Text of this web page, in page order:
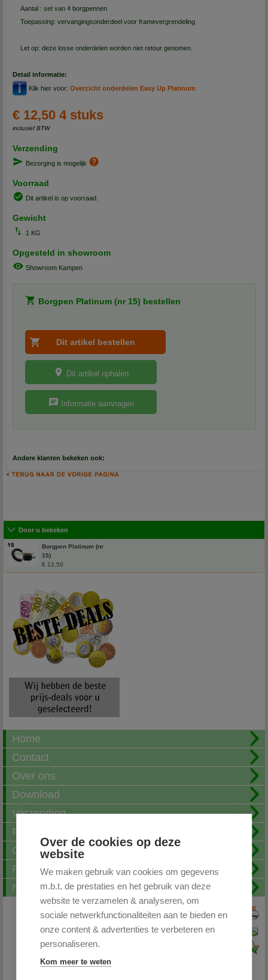
Over de cookies op deze
website
We maken gebruik van cookies om gegevens
m.b.t. de prestaties en het gebruik van deze
website te verzamelen & analyseren, om
sociale netwerkfunctionaliteiten aan te bieden en
onze content & advertenties te verbeteren en
personaliseren.
Kom meer te weten
Aantal : set van 4 borgpennen
Toepassing: vervangingsonderdeel voor framevergrendeling
Let op: deze losse onderdelen worden niet retour genomen.
Detail informatie:
Klik hier voor: Overzicht onderdelen Easy Up Platinum
€ 12,50 4 stuks
inclusief BTW
Verzending
Bezorging is mogelijk
Voorraad
Dit artikel is op voorraad.
Gewicht
1 KG
Opgesteld in showroom
Showroom Kampen
Borgpen Platinum (nr 15) bestellen
Dit artikel ophalen
Informatie aanvragen
Andere klanten bekeken ook:
Door u bekeken
Borgpen Platinum (nr
15)
€ 12,50
Home
Contact
Over ons
Download
Verzending
Fotoalbum
Openingstijden
FAQ
Nieuwsbrief
Print deze pagina
Pagina doorsturen